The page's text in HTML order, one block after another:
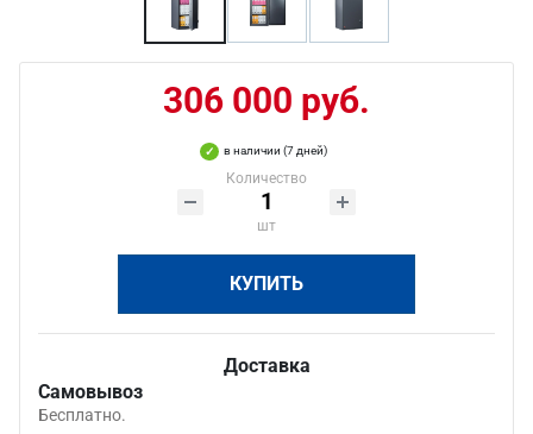
306 000 руб.
в наличии (7 дней)
Количество
шт
КУПИТЬ
Доставка
Самовывоз
Бесплатно.